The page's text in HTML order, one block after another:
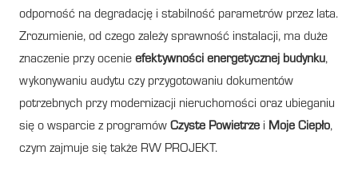
odporność na degradację i stabilność parametrów przez lata.
Zrozumienie, od czego zależy sprawność instalacji, ma duże
znaczenie przy ocenie efektywności energetycznej budynku,
wykonywaniu audytu czy przygotowaniu dokumentów
potrzebnych przy modernizacji nieruchomości oraz ubieganiu
się o wsparcie z programów Czyste Powietrze i Moje Ciepło,
czym zajmuje się także RW PROJEKT.